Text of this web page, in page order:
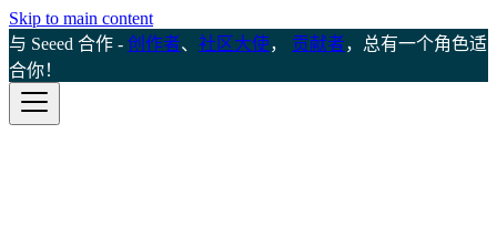
Skip to main content
与 Seeed 合作 - 创作者、 社区大使， 贡献者，总有一个角色适
合你！